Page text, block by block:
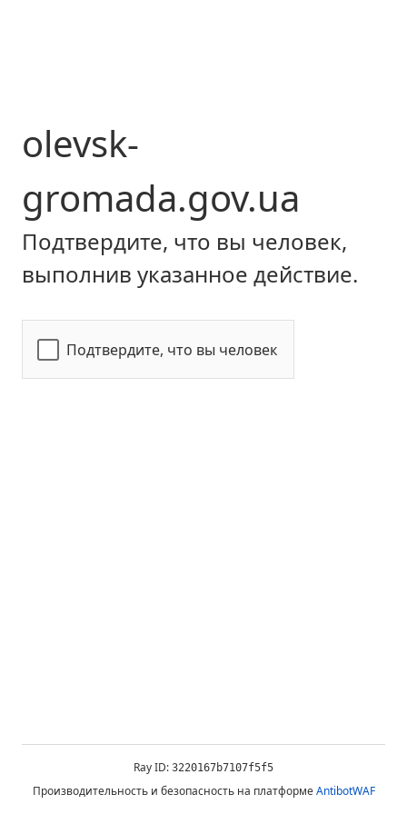
olevsk-
gromada.gov.ua
Подтвердите, что вы человек,
выполнив указанное действие.
Подтвердите, что вы человек
Ray ID: 3220167b7107f5f5
Производительность и безопасность на платформеAntibotWAF